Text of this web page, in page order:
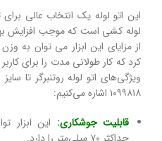
این اتو لوله یک انتخاب عالی
لوله کشی است که موجب افزایش
از مزایای این ابزار می توان به
کرد که کار طولانی مدت را برای
۱۰۹۹۸۱۸ اشاره می‌کنیم:
قابلیت جوشکاری: این ابزار